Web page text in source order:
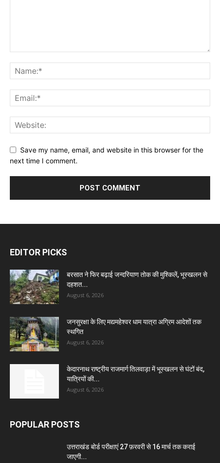
Save my name, email, and website in this browser for the
next time I comment.
EDITOR PICKS
बरसात ने फिर बढ़ाई जन्दरियाण तोक की मुश्किलें, भूस्खलन से
दहशत...
August 6, 2026
जनसुरक्षा के लिए मद्यमहेश्वर धाम यात्रा अग्रिम आदेशों तक
स्थगित
August 6, 2026
केदारनाथ राष्ट्रीय राजमार्ग तिलवाड़ा में भूस्खलन से घंटों बंद,
यात्रियों की...
August 6, 2026
POPULAR POSTS
उत्तराखंड बोर्ड परीक्षाएं 27 फ़रवरी से 16 मार्च तक कराई
जाएगी...